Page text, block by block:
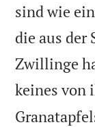
sind wie
die aus der
Zwillinge
keines von